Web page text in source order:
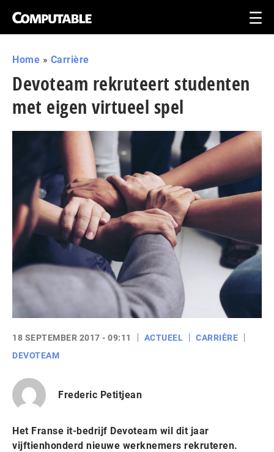
Home » Carrière
Devoteam rekruteert studenten
met eigen virtueel spel
18 SEPTEMBER 2017 - 09:11 ACTUEEL
CARRIÈRE
DEVOTEAM
Frederic Petitjean
Het Franse it-bedrijf Devoteam wil dit jaar
vijftienhonderd nieuwe werknemers rekruteren.